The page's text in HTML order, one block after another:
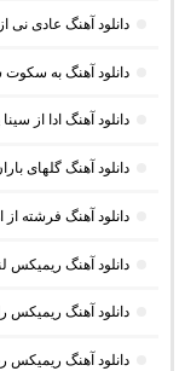
دانلود آهنگ عادی
دانلود آهنگ به
دانلود آهنگ ادا از
دانلود آهنگ گلهای
دانلود آهنگ فرشته از
دانلود آهنگ ریمیکس لنا 1 از دیجی
دانلود آهنگ ریمیکس رادیو تهران 18 از دیجی ای
دانلود آهنگ